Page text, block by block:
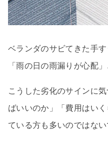
ベランダのサビてきた手
「雨の日の雨漏りが心配
こうした劣化のサインに
ばいいのか」「費用はい
ている方も多いのではない